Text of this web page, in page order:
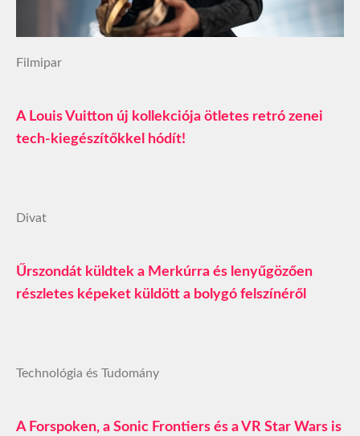
Filmipar
A Louis Vuitton új kollekciója ötletes retró zenei
tech-kiegészítőkkel hódít!
Divat
Űrszondát küldtek a Merkúrra és lenyűgözően
részletes képeket küldött a bolygó felszínéről
Technológia és Tudomány
A Forspoken, a Sonic Frontiers és a VR Star Wars is